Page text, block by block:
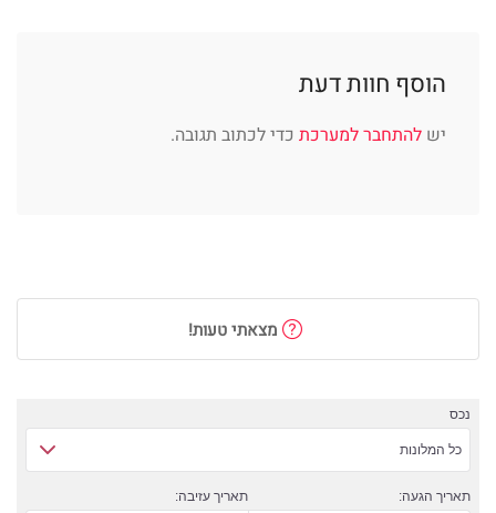
הוסף חוות דעת
יש להתחבר למערכת כדי לכתוב תגובה.
מצאתי טעות!
נכס
כל המלונות
תאריך הגעה: תאריך עזיבה: